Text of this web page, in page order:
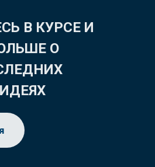
В КУРСЕ И
О